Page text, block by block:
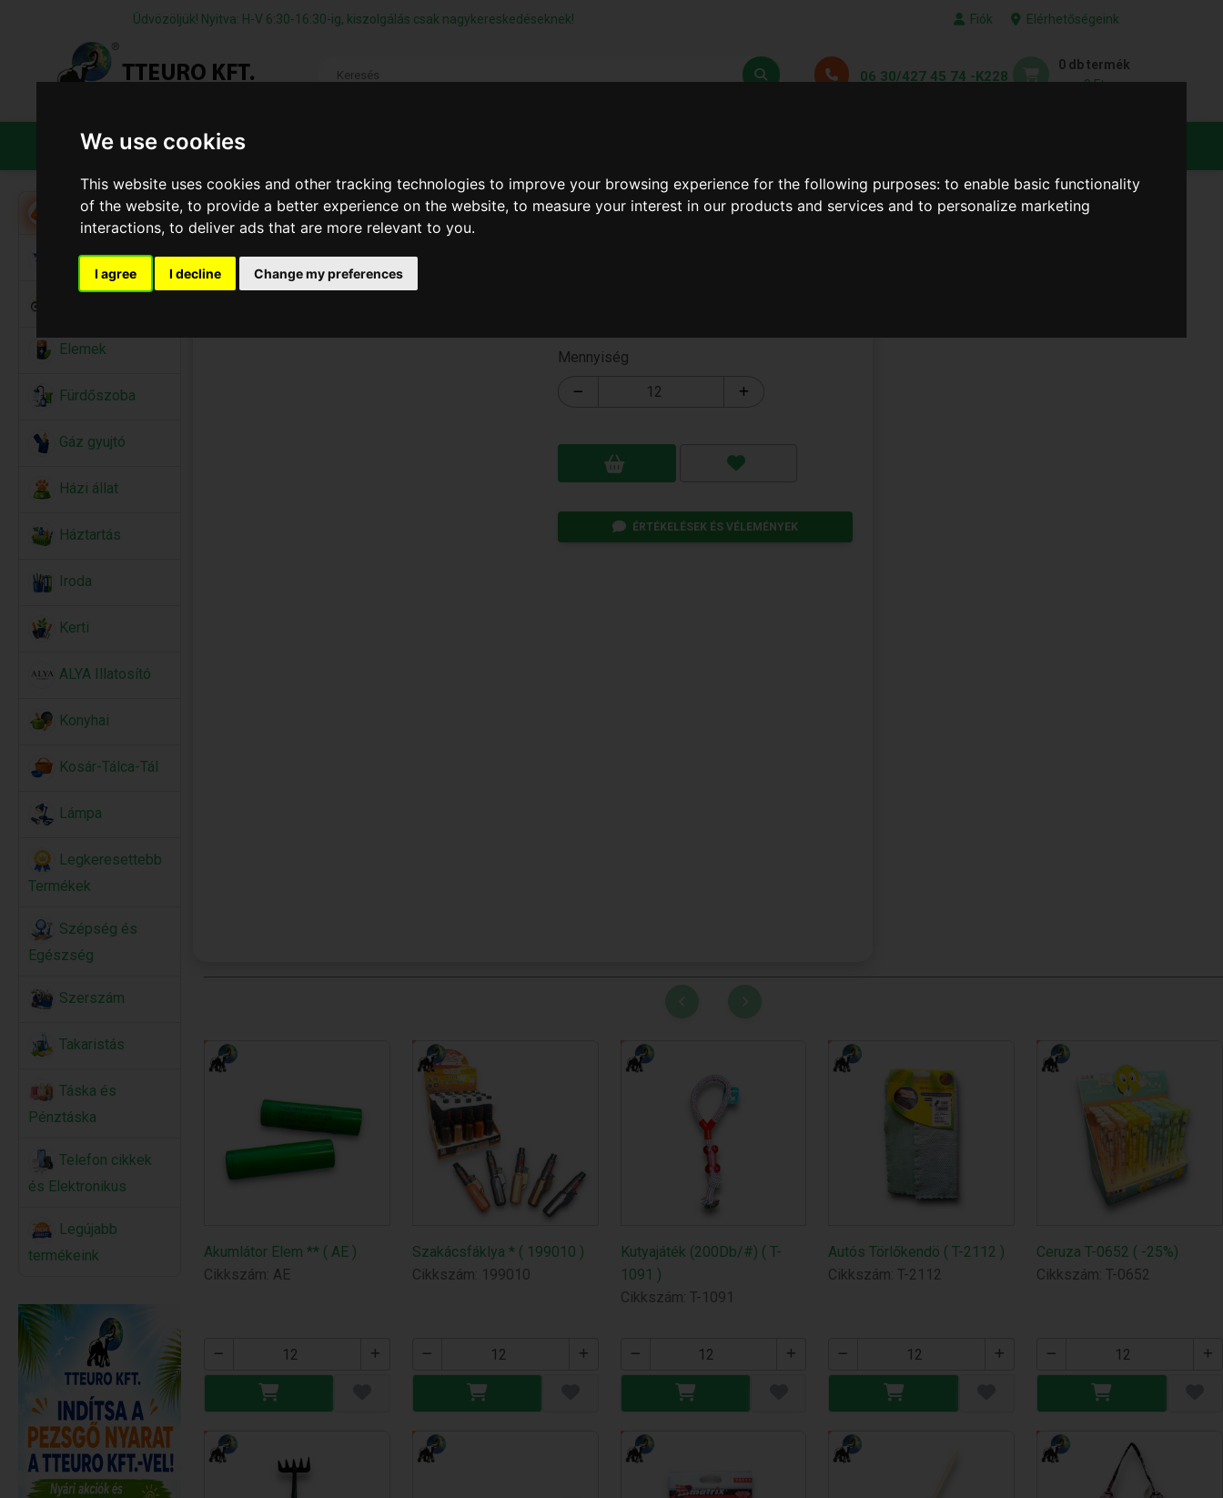
We use cookies
This website uses cookies and other tracking technologies to improve your browsing experience for the following purposes:to enable basic functionality
of the website,to provide a better experience on the website,to measure your interest in our products and services and to personalize marketing
interactions,to deliver ads that are more relevant to you.
I agree I decline Change my preferences
Üdvözöljük! Nyitva: H-V 6:30-16:30-ig, kiszolgálás csak nagykereskedéseknek! Fiók Elérhetőségeink
06 30/427 45 74 -K228
0 db termék
0 Ft
TERMÉKEK
Akció
Alkalmi Kellékek
Elemek
Fürdőszoba
Gáz gyujtó
Házi állat
Háztartás
Iroda
Kerti
ALYA Illatosító
Konyhai
Kosár-Tálca-Tál
Lámpa
Legkeresettebb
Termékek
Szépség és
Egészség
Szerszám
Takaristás
Táska és
Pénztáska
Telefon cikkek
és Elektronikus
Legújabb
termékeink
Mennyiség
ÉRTÉKELÉSEK ÉS VÉLEMÉNYEK
Akumlátor Elem ** ( AE )
Cikkszám: AE
Szakácsfáklya * ( 199010 )
Cikkszám: 199010
Kutyajáték (200Db/#) ( T-
1091 )
Cikkszám: T-1091
Autós Törlőkendö ( T-2112 )
Cikkszám: T-2112
Ceruza T-0652 ( -25%)
Cikkszám: T-0652